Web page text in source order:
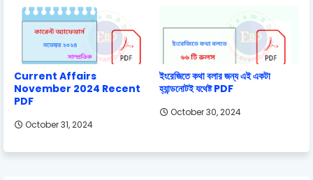
Current Affairs
November 2024 Recent
PDF
October 31, 2024
ইংরেজিতে কথা বলার জন্য এই একটা
হ্যান্ডনোটই যথেষ্ট PDF
October 30, 2024